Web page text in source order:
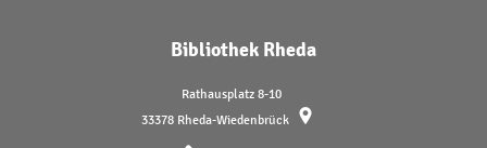
Bibliothek Rheda
Rathausplatz 8-10
33378 Rheda-Wiedenbrück